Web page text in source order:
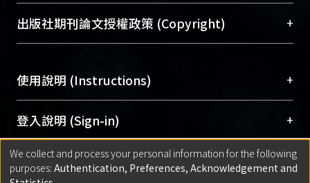
To permanently archive and promote researcher
profiles and scholarly works, Library integrates the
services of “NTU Repository” with “Academic
開放取用是從使用者角度提升資訊取用性的社會運
動，應用在學術研究上是透過將研究著作公開供使
用逐年攀升。同時可加速研究發展、提升研究影響
Archive）平台。 （點選深入了解OA）
出版社期刊論文授權政策 (Copyright) +
含部分內容的版權非匯入者所有，或由第三方贊
助與合作完成，請確認該版權所有者及第三方同
意提供此授權。
Please represent that the submission is your
original work, and that you have the right to
grant the rights to upload.
使用說明 (Instructions) +
網站簡介(Quickstart Guide)
使用手冊(Instruction Manual)
線上預約服務(Booking Service)
登入說明 (Sign-in) +
方案一：臺灣大學計算機中心帳號登入
(With C&INC Email Account)
匯入著作 (Submission) +
We collect and process your personal information for the following
purposes: Authentication, Preferences, Acknowledgement and